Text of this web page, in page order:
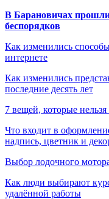
В Барановичах
беспорядков
Как изменились
интернете
Как изменились
последние десять лет
7 вещей, которые
Что входит в
надпись, цветник и
Выбор лодочного
Как люди выбирают
удалённой работы